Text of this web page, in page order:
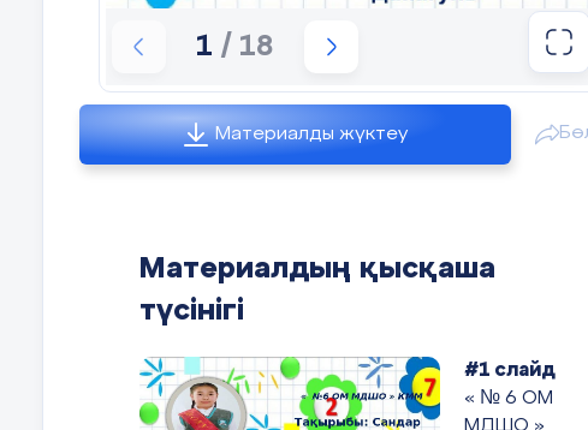
БАСТАУЫШ СЫНЫПТА МАТЕМАТИКА
ПӘНІН ОҚЫТУ ӘДІСТЕМЕСІ
1 / 18
Материалды жүктеу
Материалдың қысқаша
түсінігі
#1 слайд
« № 6 ОМ
МДШО »